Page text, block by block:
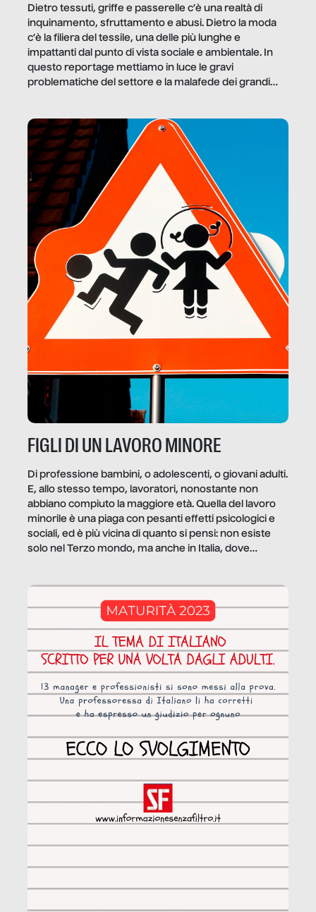
Dietro tessuti, griffe e passerelle c’è una realtà di
inquinamento, sfruttamento e abusi. Dietro la moda
c’è la filiera del tessile, una delle più lunghe e
impattanti dal punto di vista sociale e ambientale. In
questo reportage mettiamo in luce le gravi
problematiche del settore e la malafede dei grandi
FIGLI DI UN LAVORO MINORE
Di professione bambini, o adolescenti, o giovani adulti.
E, allo stesso tempo, lavoratori, nonostante non
abbiano compiuto la maggiore età. Quella del lavoro
minorile è una piaga con pesanti effetti psicologici e
sociali, ed è più vicina di quanto si pensi: non esiste
solo nel Terzo mondo, ma anche in Italia, dove